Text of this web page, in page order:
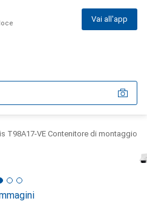
Vai all'app
T98A17-VE Contenitore di montaggio